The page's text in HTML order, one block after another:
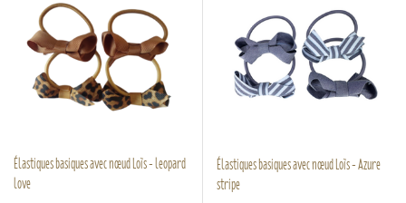
Élastiques basiques avec nœud Loïs - leopard
love
Élastiques basiques avec nœud Loïs - Azure
stripe